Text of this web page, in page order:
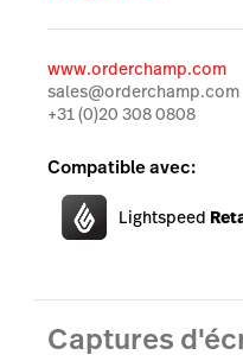
www.orderchamp.com
sales@orderchamp.com
+31 (0)20 308 0808
Compatible avec:
Lightspeed
Captures